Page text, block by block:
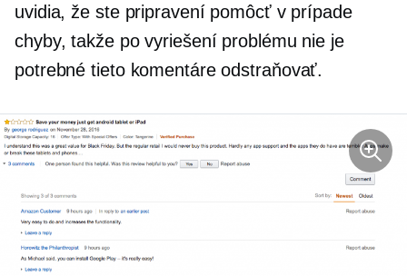
uvidia, že ste pripravení pomôcť v prípade
chyby, takže po vyriešení problému nie je
potrebné tieto komentáre odstraňovať.